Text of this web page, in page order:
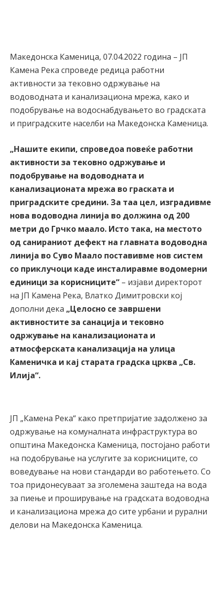
Македонска Каменица, 07.04.2022 година – ЈП
Камена Река спроведе редица работни
активности за тековно одржување на
водоводната и канализациона мрежа, како и
подобрување на водоснабдувањето во градската
и приградските населби на Македонска Каменица.
„Нашите екипи, спроведоа повеќе работни
активности за тековно одржување и
подобрување на водоводната и
канализационата мрежа во граската и
приградските средини. За таа цел, изградивме
нова водоводна линија во должина од 200
метри до Грчко маало. Исто така, на местото
од санираниот дефект на главната водоводна
линија во Суво Маало поставивме нов систем
со приклучоци каде инсталиравме водомерни
единици за корисниците“ – изјави директорот
на ЈП Камена Река, Влатко Димитровски кој
дополни дека „Целосно се завршени
активностите за санација и тековно
одржување на канализационата и
атмосферската канализација на улица
Каменичка и кај старата градска црква „Св.
Илија“.
ЈП „Камена Река“ како претпријатие задолжено за
одржување на комуналната инфраструктура во
општина Македонска Каменица, постојано работи
на подобрување на услугите за корисниците, со
воведување на нови стандарди во работењето. Со
тоа придонесуваат за зголемена заштеда на вода
за пиење и проширување на градската водоводна
и канализациона мрежа до сите урбани и рурални
делови на Македонска Каменица.